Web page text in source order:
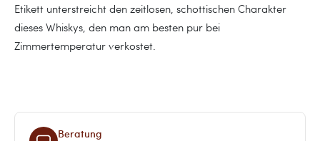
Etikett unterstreicht den zeitlosen, schottischen Charakter
dieses Whiskys, den man am besten pur bei
Zimmertemperatur verkostet.
Beratung